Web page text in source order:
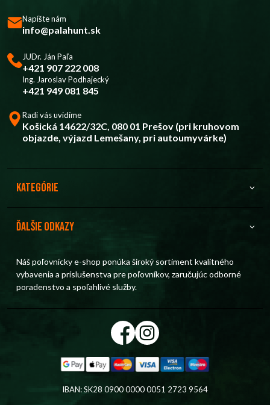
Napíšte nám
info@palahunt.sk
JUDr. Ján Paľa
+421 907 222 008
Ing. Jaroslav Podhajecký
+421 949 081 845
Radi vás uvidíme
Košická 14622/32C, 080 01 Prešov (pri kruhovom
objazde, výjazd Lemešany, pri autoumyvárke)
Kategórie
Ďalšie odkazy
Náš poľovnícky e-shop ponúka široký sortiment kvalitného
vybavenia a príslušenstva pre poľovníkov, zaručujúc odborné
poradenstvo a spoľahlivé služby.
IBAN: SK28 0900 0000 0051 2723 9564